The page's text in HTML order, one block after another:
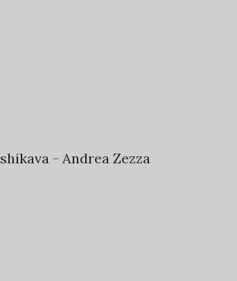
- Andrea Zezza